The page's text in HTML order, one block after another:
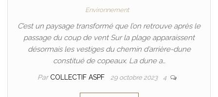
Environnement
C’est un paysage transformé que l’on retrouve après le
passage du coup de vent Sur la plage apparaissent
désormais les vestiges du chemin d’arrière-dune
constitué de copeaux. La dune a…
Par COLLECTIF ASPF 29 octobre 2023 4